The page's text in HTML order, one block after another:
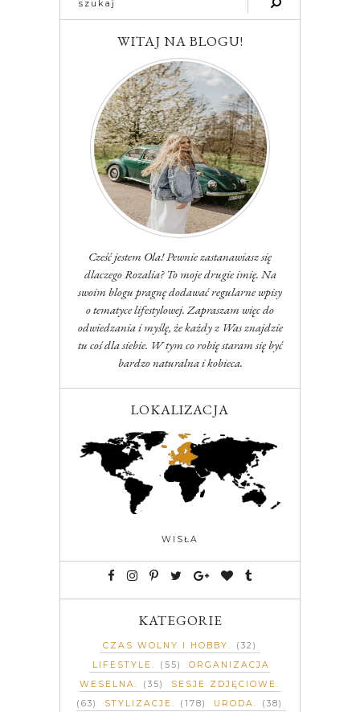
WITAJ NA BLOGU!
Cześć jestem Ola! Pewnie zastanawiasz się
dlaczego Rozalia? To moje drugie imię. Na
swoim blogu pragnę dodawać regularne wpisy
o tematyce lifestylowej. Zapraszam więc do
odwiedzania i myślę, że każdy z Was znajdzie
tu coś dla siebie. W tym co robię staram się być
bardzo naturalna i kobieca.
LOKALIZACJA
WISŁA
KATEGORIE
CZAS WOLNY I HOBBY
(32)
LIFESTYLE
(55)
ORGANIZACJA
WESELNA
(35)
SESJE ZDJĘCIOWE
(63)
STYLIZACJE (178) URODA
(38)